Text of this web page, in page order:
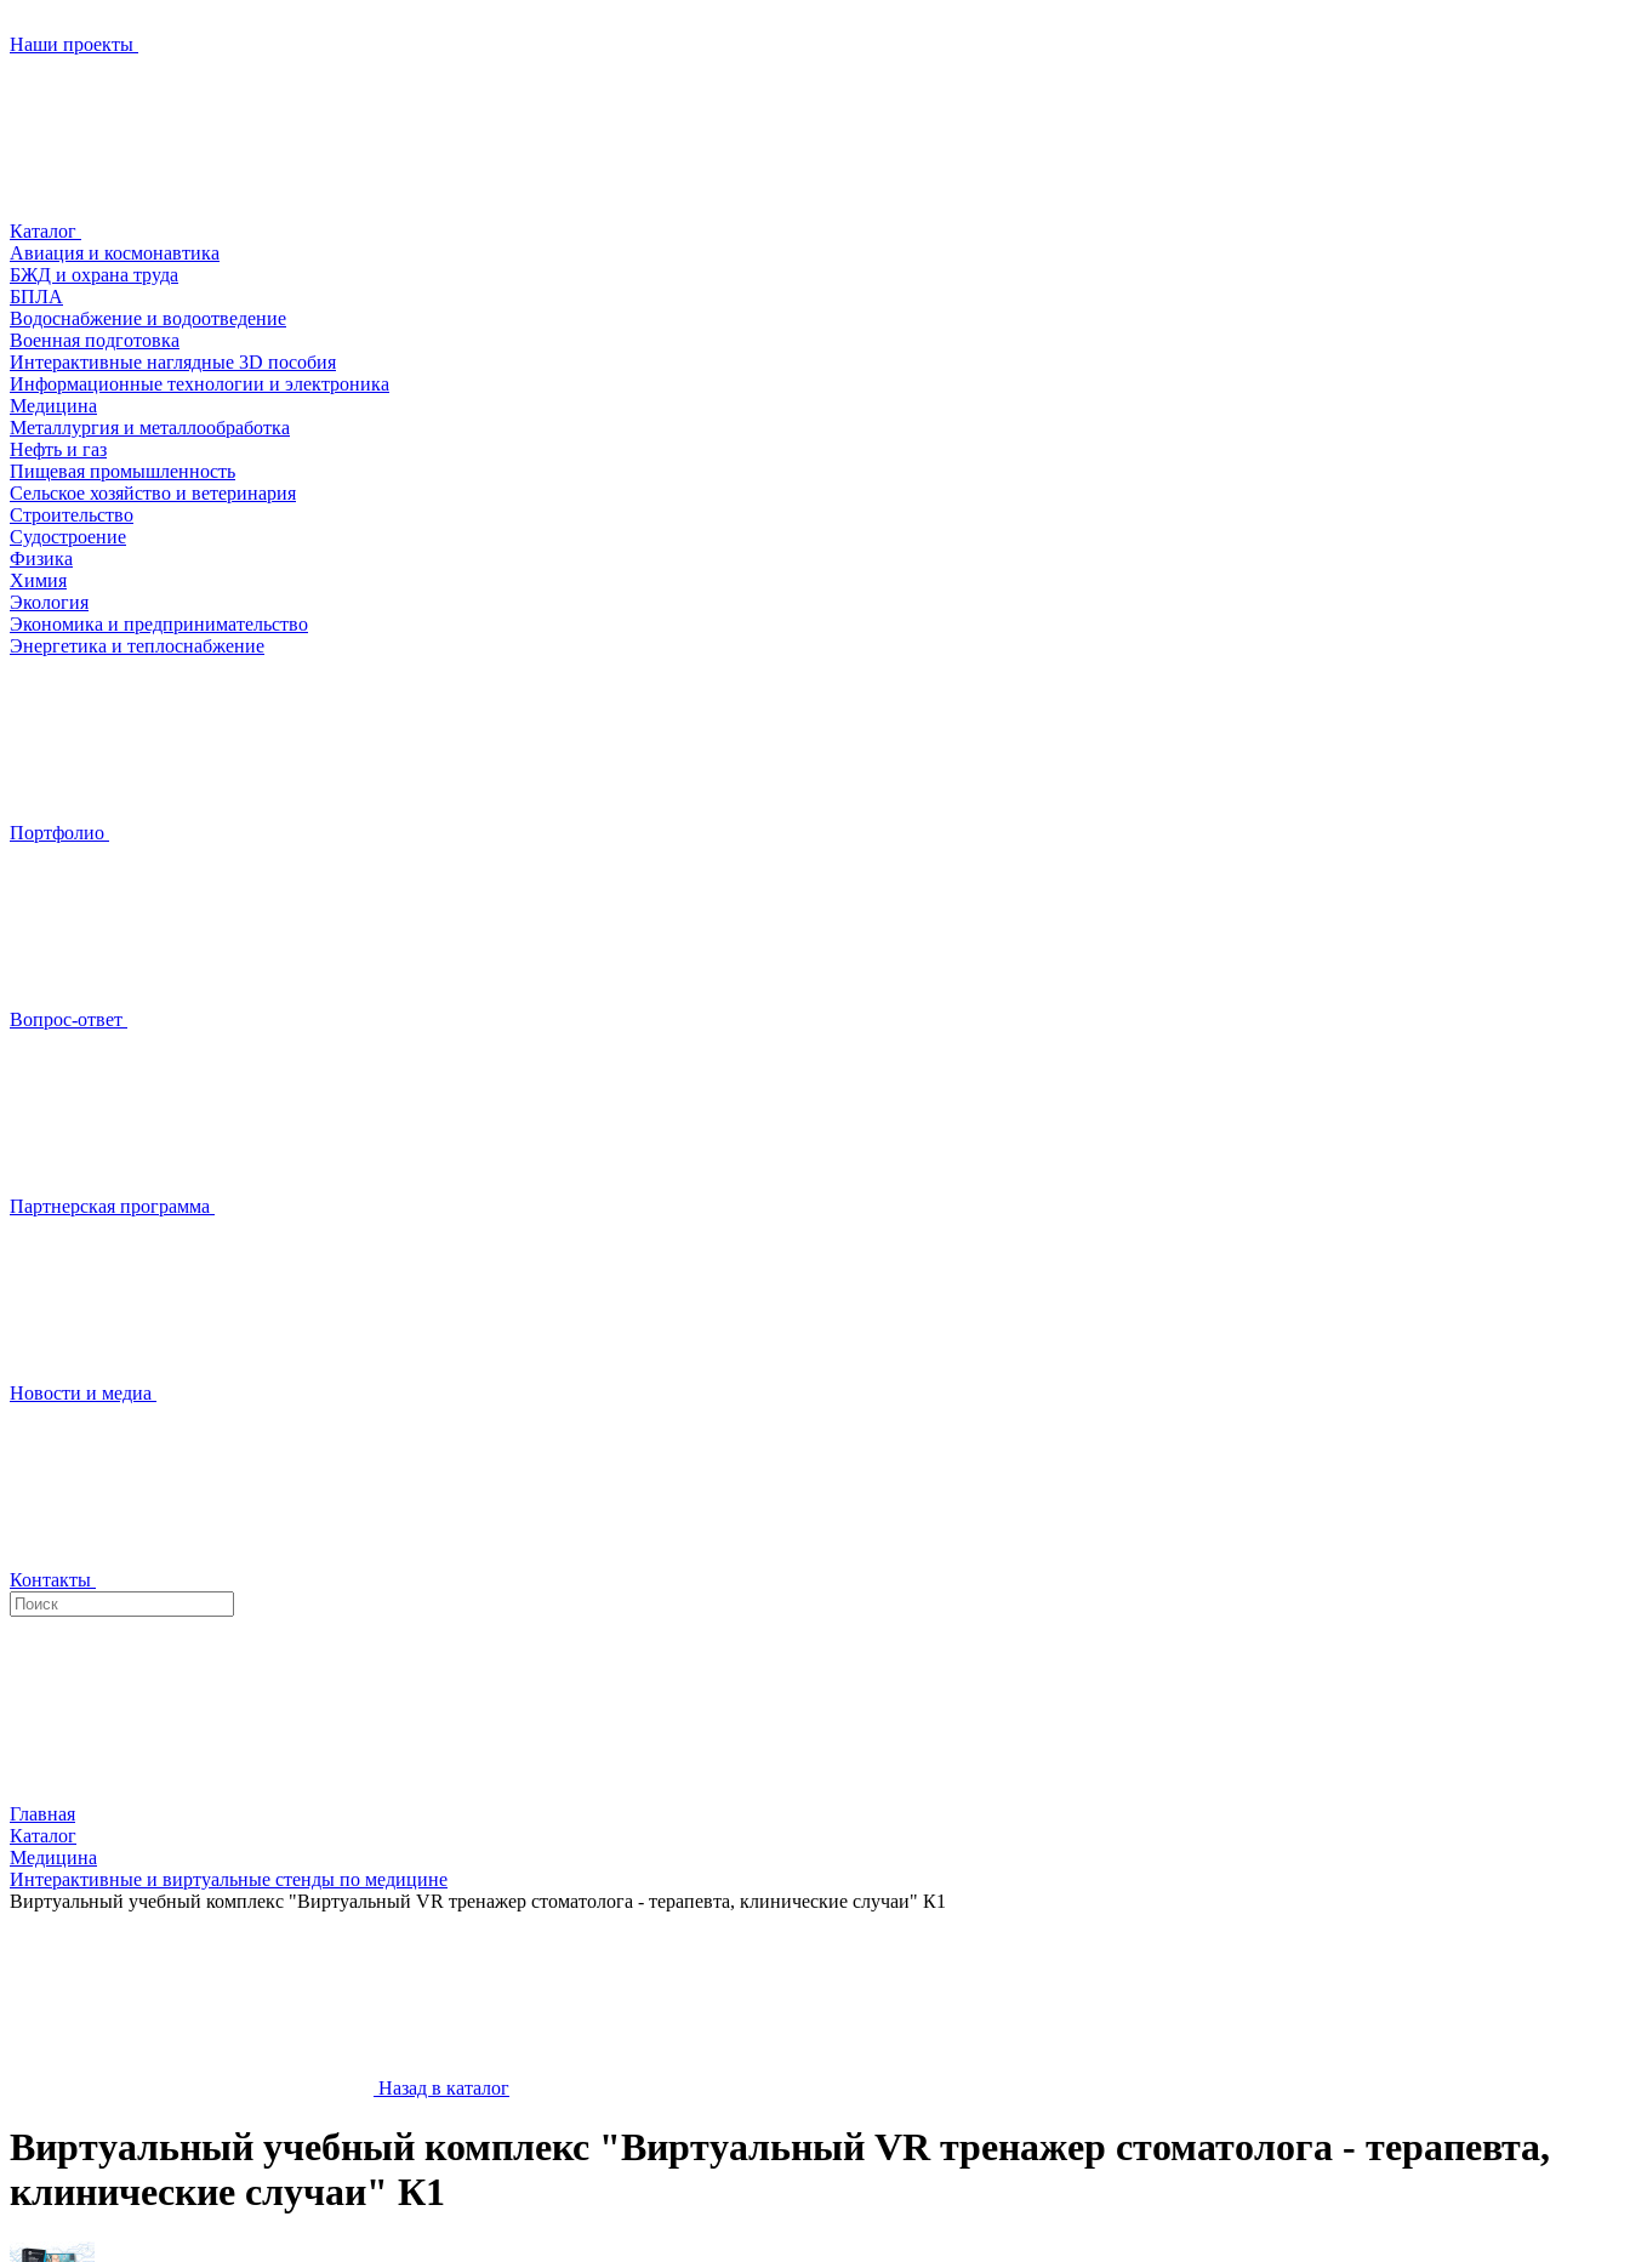
Наши проекты
Каталог
Авиация и космонавтика
БЖД и охрана труда
БПЛА
Водоснабжение и водоотведение
Военная подготовка
Интерактивные наглядные 3D пособия
Информационные технологии и электроника
Медицина
Металлургия и металлообработка
Нефть и газ
Пищевая промышленность
Сельское хозяйство и ветеринария
Строительство
Судостроение
Физика
Химия
Экология
Экономика и предпринимательство
Энергетика и теплоснабжение
Портфолио
Вопрос-ответ
Партнерская программа
Новости и медиа
Контакты
Главная
Каталог
Медицина
Интерактивные и виртуальные стенды по медицине
Виртуальный учебный комплекс "Виртуальный VR тренажер стоматолога - терапевта, клинические случаи" К1
Назад в каталог
Виртуальный учебный комплекс "Виртуальный VR тренажер стоматолога - терапевта,
клинические случаи" К1